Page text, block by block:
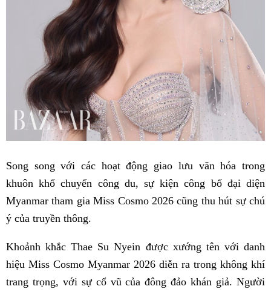
Song song với các hoạt động giao lưu văn hóa trong
khuôn khổ chuyến công du, sự kiện công bố đại diện
Myanmar tham gia Miss Cosmo 2026 cũng thu hút sự chú
ý của truyền thông.
Khoảnh khắc Thae Su Nyein được xướng tên với danh
hiệu Miss Cosmo Myanmar 2026 diễn ra trong không khí
trang trọng, với sự cổ vũ của đông đảo khán giả. Người